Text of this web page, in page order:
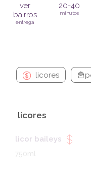
ver
bairros
entrega
20-40
minutos
licores
licores
licor baileys
750ml